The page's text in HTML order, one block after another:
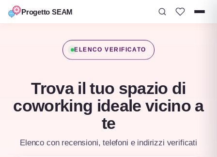
Progetto SEAM
ELENCO VERIFICATO
Trova il tuo spazio di
coworking ideale vicino a
te
Elenco con recensioni, telefoni e indirizzi verificati